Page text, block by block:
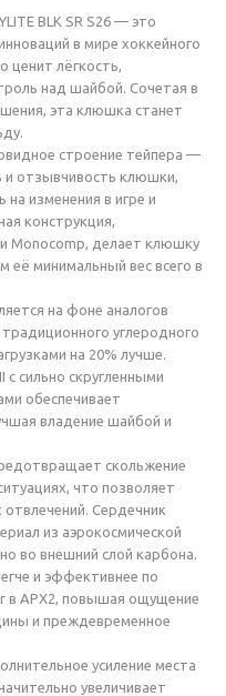
BLK SR S26 — это
в мире хоккейного
ценит лёгкость,
над шайбой. Сочетая в
эта клюшка станет
строение тейпера —
и отзывчивость клюшки,
на изменения в игре и
конструкция,
Monocomp, делает клюшку
её минимальный вес всего в
на фоне аналогов
углеродного
на 20% лучше.
с сильно скругленными
обеспечивает
владение шайбой и
скольжение
что позволяет
Сердечник
из аэрокосмической
во внешний слой карбона.
и эффективнее по
в APX2, повышая ощущение
и преждевременное
усиление места
увеличивает